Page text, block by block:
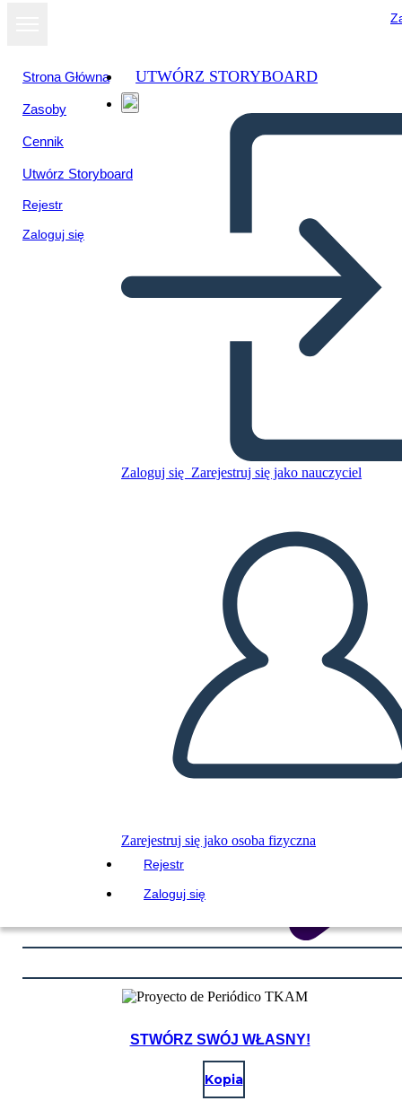
Strona Główna
Zasoby
Cennik
Utwórz Storyboard
Rejestr
Zaloguj się
UTWÓRZ STORYBOARD
Zaloguj się Zarejestruj się jako nauczyciel
Zarejestruj się jako osoba fizyczna
Rejestr
Zaloguj się
Skopiuj tę scenorys
ODTWARZANIE POKAZU SLAJDÓW
PRZECZYTAJ MI
STWÓRZ SWÓJ WŁASNY!
Kopia